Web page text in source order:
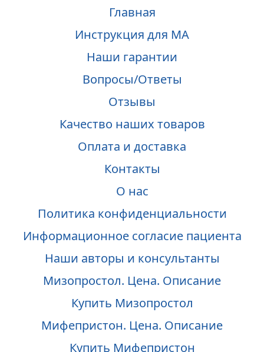
Главная
Инструкция для МА
Наши гарантии
Вопросы/Ответы
Отзывы
Качество наших товаров
Оплата и доставка
Контакты
О нас
Политика конфиденциальности
Информационное согласие пациента
Наши авторы и консультанты
Мизопростол. Цена. Описание
Купить Мизопростол
Мифепристон. Цена. Описание
Купить Мифепристон